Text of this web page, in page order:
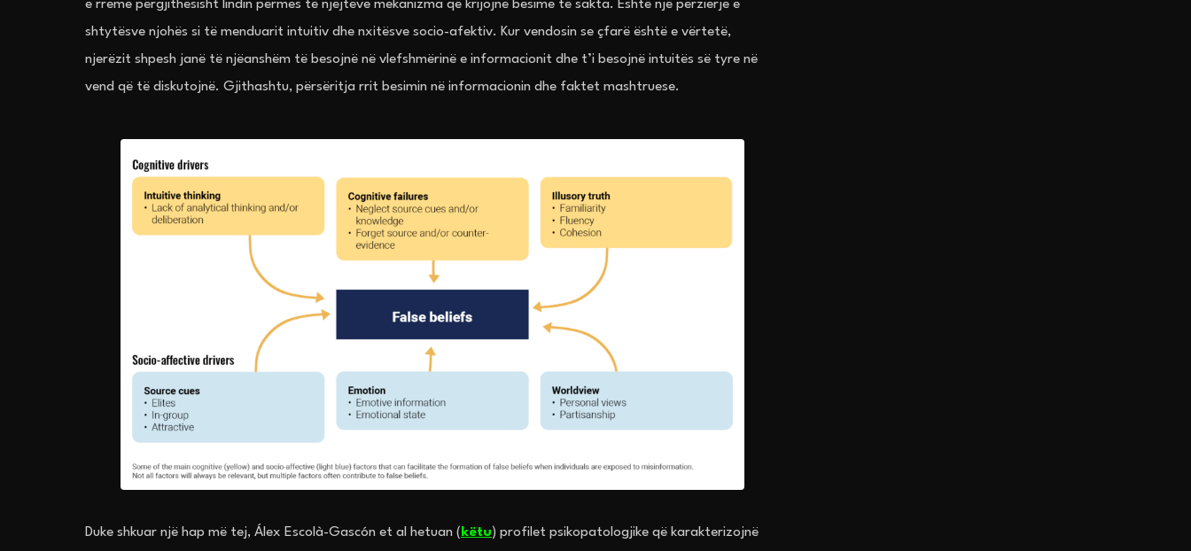
e rreme përgjithësisht lindin përmes të njëjtëve mekanizma që krijojnë besime të sakta. Është një përzierje e
shtytësve njohës si të menduarit intuitiv dhe nxitësve socio-afektiv. Kur vendosin se çfarë është e vërtetë,
njerëzit shpesh janë të njëanshëm të besojnë në vlefshmërinë e informacionit dhe t’i besojnë intuitës së tyre në
vend që të diskutojnë. Gjithashtu, përsëritja rrit besimin në informacionin dhe faktet mashtruese.
Duke shkuar një hap më tej, Álex Escolà-Gascón et al hetuan ( këtu) profilet psikopatologjike që karakterizojnë